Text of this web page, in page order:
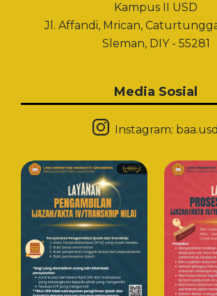
Kampus II USD
Jl. Affandi, Mrican,
Sleman, DIY - 55281
Media Sosial
Instagram: baa.usd